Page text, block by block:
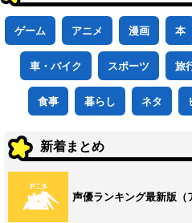
ゲーム アニメ 漫画 本
車・バイク スポーツ 旅
食事 暮らし ネタ
新着まとめ
声優ランキング最新版（